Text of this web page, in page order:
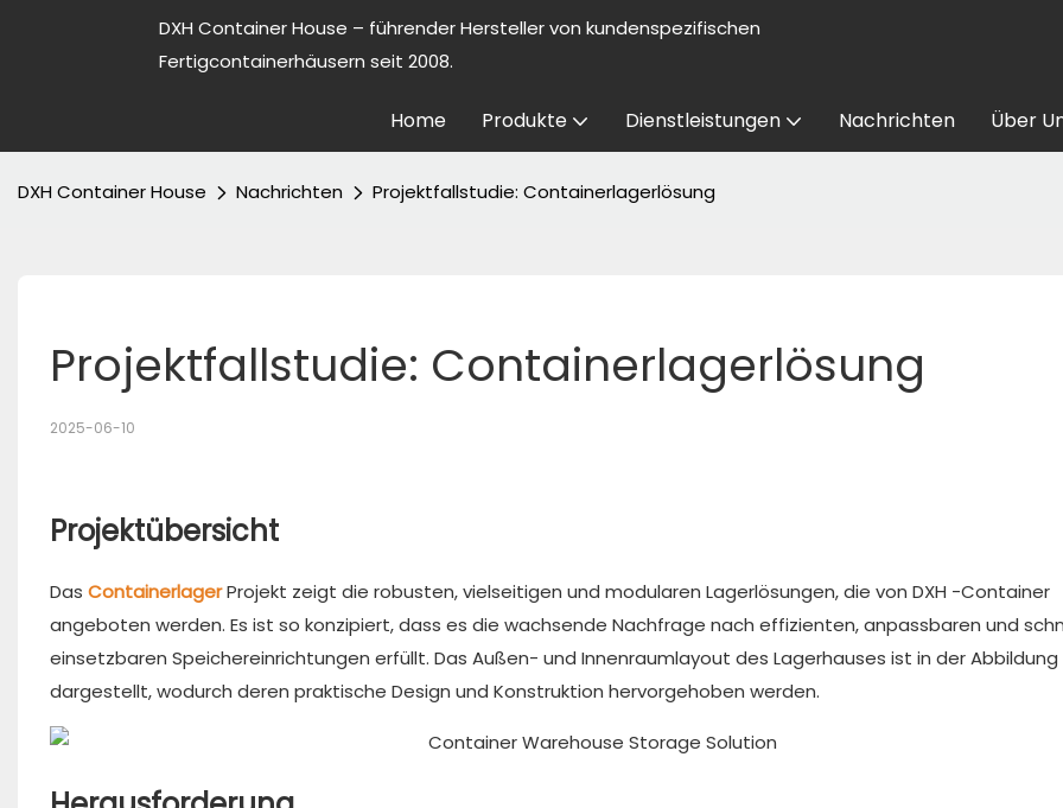
DXH Container House – führender Hersteller von kundenspezifischen
Fertigcontainerhäusern seit 2008.
Home Produkte Dienstleistungen Nachrichten Über
DXH Container House Nachrichten Projektfallstudie: Containerlagerlösung
Projektfallstudie: Containerlagerlösung
2025-06-10
Projektübersicht
Das ContainerlagerProjekt zeigt die robusten, vielseitigen und modularen Lagerlösungen, die von DXH -Container
angeboten werden. Es ist so konzipiert, dass es die wachsende Nachfrage nach effizienten, anpassbaren und
einsetzbaren Speichereinrichtungen erfüllt. Das Außen- und Innenraumlayout des Lagerhauses ist in der Abbildung
dargestellt, wodurch deren praktische Design und Konstruktion hervorgehoben werden.